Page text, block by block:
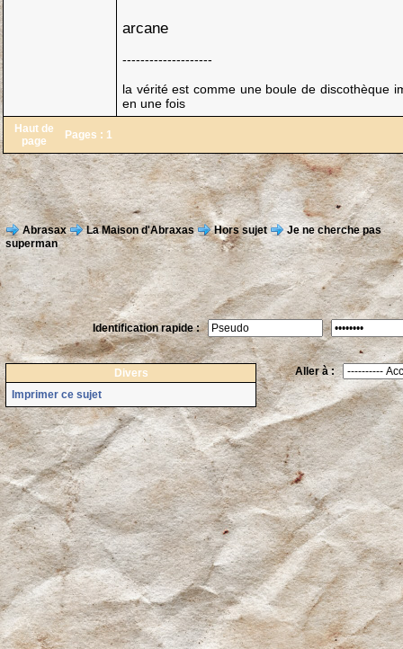
arcane
--------------------
la vérité est comme une boule de discothèque
en une fois
Haut de
page
Pages : 1
Abrasax La Maison d'Abraxas Hors sujet
Je ne cherche pas
superman
Identification rapide :
Divers
Imprimer ce sujet
Aller à :